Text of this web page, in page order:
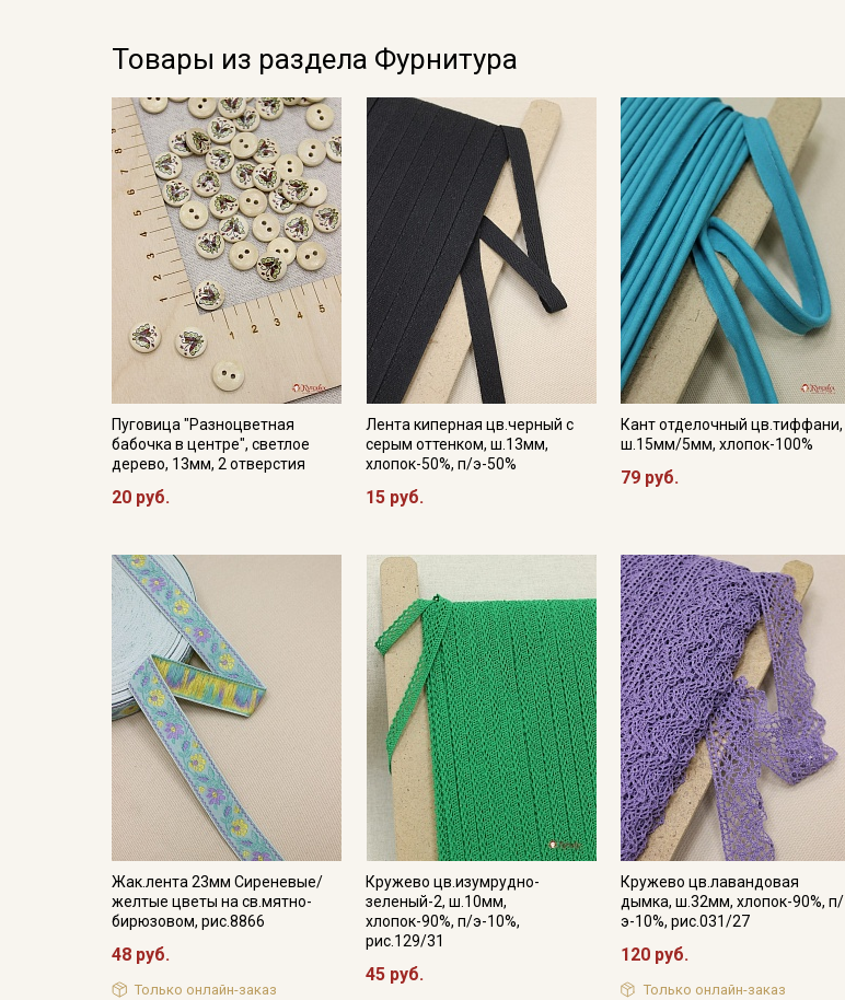
Товары из раздела Фурнитура
Пуговица "Разноцветная
бабочка в центре", светлое
дерево, 13мм, 2 отверстия
20 руб.
Лента киперная цв.черный с
серым оттенком, ш.13мм,
хлопок-50%, п/э-50%
15 руб.
Кант отделочный цв.тиффани,
ш.15мм/5мм, хлопок-100%
79 руб.
Жак.лента 23мм Сиреневые/
желтые цветы на св.мятно-
бирюзовом, рис.8866
48 руб.
Только онлайн-заказ
Кружево цв.изумрудно-
зеленый-2, ш.10мм,
хлопок-90%, п/э-10%,
рис.129/31
45 руб.
Кружево цв.лавандовая
дымка, ш.32мм, хлопок-90%, п/
э-10%, рис.031/27
120 руб.
Только онлайн-заказ